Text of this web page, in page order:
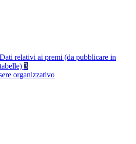
Dati relativi ai premi (da pubblicare in
tabelle) 3
organizzativo